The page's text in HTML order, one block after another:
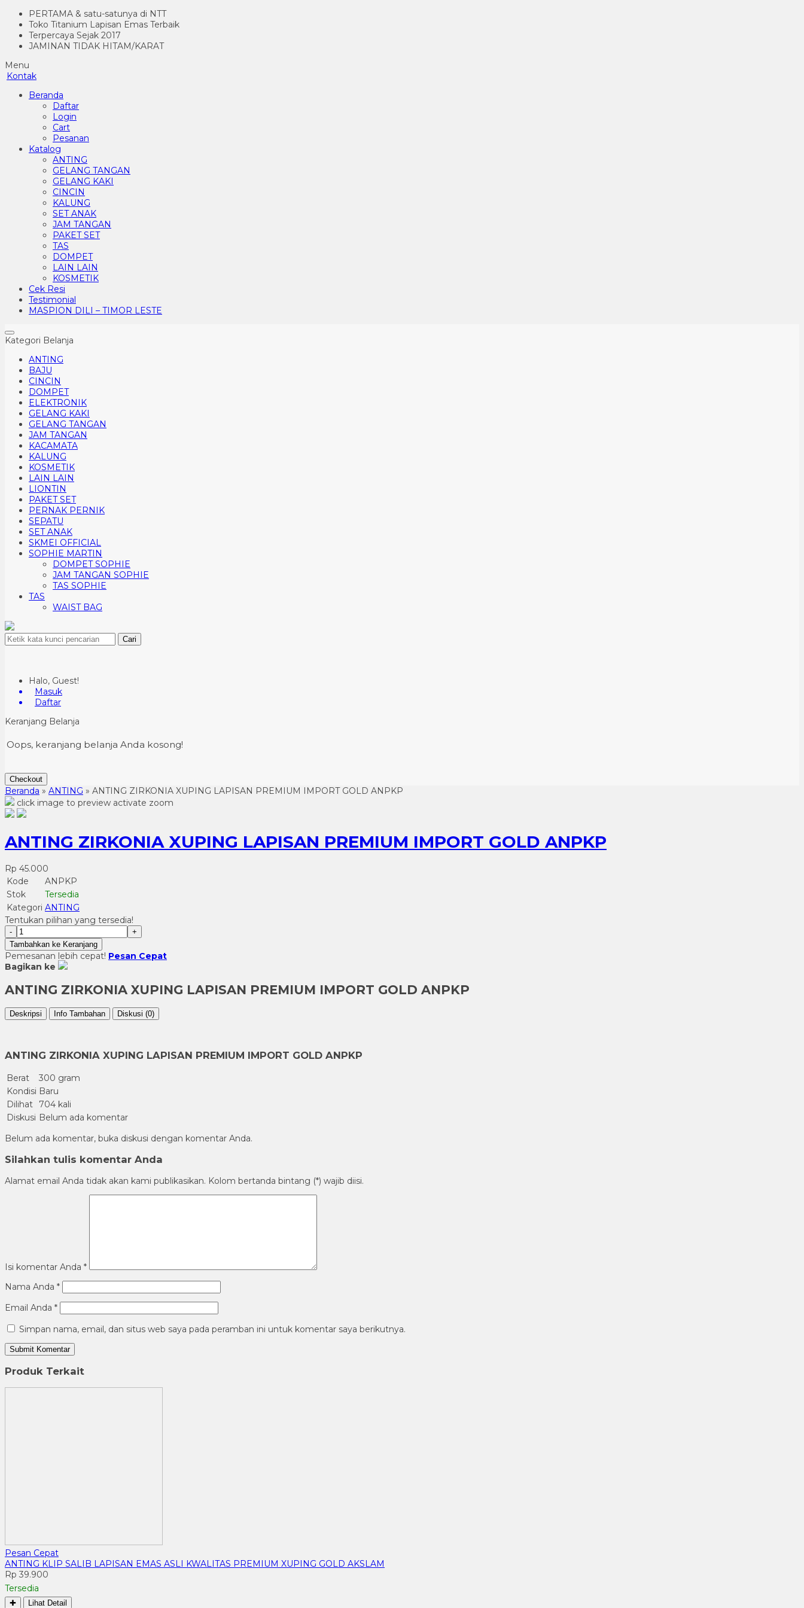
PERTAMA & satu-satunya di NTT
Toko Titanium Lapisan Emas Terbaik
Terpercaya Sejak 2017
JAMINAN TIDAK HITAM/KARAT
Menu
Kontak
Beranda
Daftar
Login
Cart
Pesanan
Katalog
ANTING
GELANG TANGAN
GELANG KAKI
CINCIN
KALUNG
SET ANAK
JAM TANGAN
PAKET SET
TAS
DOMPET
LAIN LAIN
KOSMETIK
Cek Resi
Testimonial
MASPION DILI – TIMOR LESTE
Kategori Belanja
ANTING
BAJU
CINCIN
DOMPET
ELEKTRONIK
GELANG KAKI
GELANG TANGAN
JAM TANGAN
KACAMATA
KALUNG
KOSMETIK
LAIN LAIN
LIONTIN
PAKET SET
PERNAK PERNIK
SEPATU
SET ANAK
SKMEI OFFICIAL
SOPHIE MARTIN
DOMPET SOPHIE
JAM TANGAN SOPHIE
TAS SOPHIE
TAS
WAIST BAG
Cari
Halo, Guest!
Masuk
Daftar
Keranjang Belanja
Oops, keranjang belanja Anda kosong!
Checkout
Beranda » ANTING » ANTING ZIRKONIA XUPING LAPISAN PREMIUM IMPORT GOLD ANPKP
click image to preview activate zoom
ANTING ZIRKONIA XUPING LAPISAN PREMIUM IMPORT GOLD ANPKP
Rp 45.000
Kode
ANPKP
Stok
Tersedia
Kategori ANTING
Tentukan pilihan yang tersedia!
-
+
Tambahkan ke Keranjang
Pemesanan lebih cepat! Pesan Cepat
Bagikan ke
ANTING ZIRKONIA XUPING LAPISAN PREMIUM IMPORT GOLD ANPKP
Deskripsi Info Tambahan Diskusi (0)
ANTING ZIRKONIA XUPING LAPISAN PREMIUM IMPORT GOLD ANPKP
Berat
300 gram
Kondisi Baru
Dilihat
704 kali
Diskusi Belum ada komentar
Belum ada komentar, buka diskusi dengan komentar Anda.
Silahkan tulis komentar Anda
Alamat email Anda tidak akan kami publikasikan. Kolom bertanda bintang (*) wajib diisi.
Isi komentar Anda *
Nama Anda *
Email Anda *
Simpan nama, email, dan situs web saya pada peramban ini untuk komentar saya berikutnya.
Produk Terkait
Pesan Cepat
ANTING KLIP SALIB LAPISAN EMAS ASLI KWALITAS PREMIUM XUPING GOLD AKSLAM
Rp 39.900
Tersedia
✚ Lihat Detail